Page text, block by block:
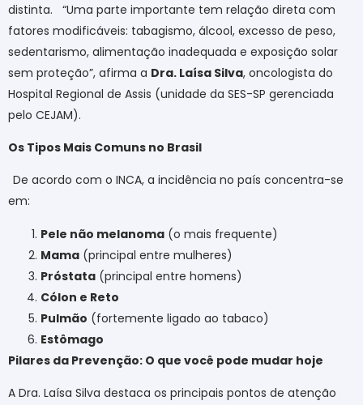
distinta.
“Uma parte importante tem relação direta com
fatores modificáveis: tabagismo, álcool, excesso de peso,
sedentarismo, alimentação inadequada e exposição solar
sem proteção”, afirma a Dra. Laísa Silva, oncologista do
Hospital Regional de Assis (unidade da SES-SP gerenciada
pelo CEJAM).
Os Tipos Mais Comuns no Brasil
De acordo com o INCA, a incidência no país concentra-se
em:
Pele não melanoma (o mais frequente)
Mama (principal entre mulheres)
Próstata (principal entre homens)
Cólon e Reto
Pulmão (fortemente ligado ao tabaco)
Estômago
Pilares da Prevenção: O que você pode mudar hoje
A Dra. Laísa Silva destaca os principais pontos de atenção